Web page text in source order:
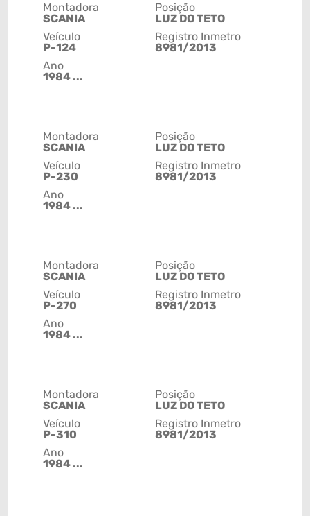
Montadora
SCANIA
Veículo
P-124
Ano
1984 ...
Posição
LUZ DO TETO
Registro Inmetro
8981/2013
Montadora
SCANIA
Veículo
P-230
Ano
1984 ...
Posição
LUZ DO TETO
Registro Inmetro
8981/2013
Montadora
SCANIA
Veículo
P-270
Ano
1984 ...
Posição
LUZ DO TETO
Registro Inmetro
8981/2013
Montadora
SCANIA
Veículo
P-310
Ano
1984 ...
Posição
LUZ DO TETO
Registro Inmetro
8981/2013